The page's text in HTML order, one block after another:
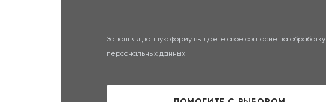
Заполняя данную форму вы даете свое согласие на обработку
персональных данных